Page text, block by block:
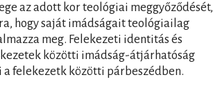
az adott kor teológiai
hogy saját imádságait teológiailag
meg. Felekezeti identitás és
közötti imádság-átjárhatóság
a felekezetk közötti párbeszédben.